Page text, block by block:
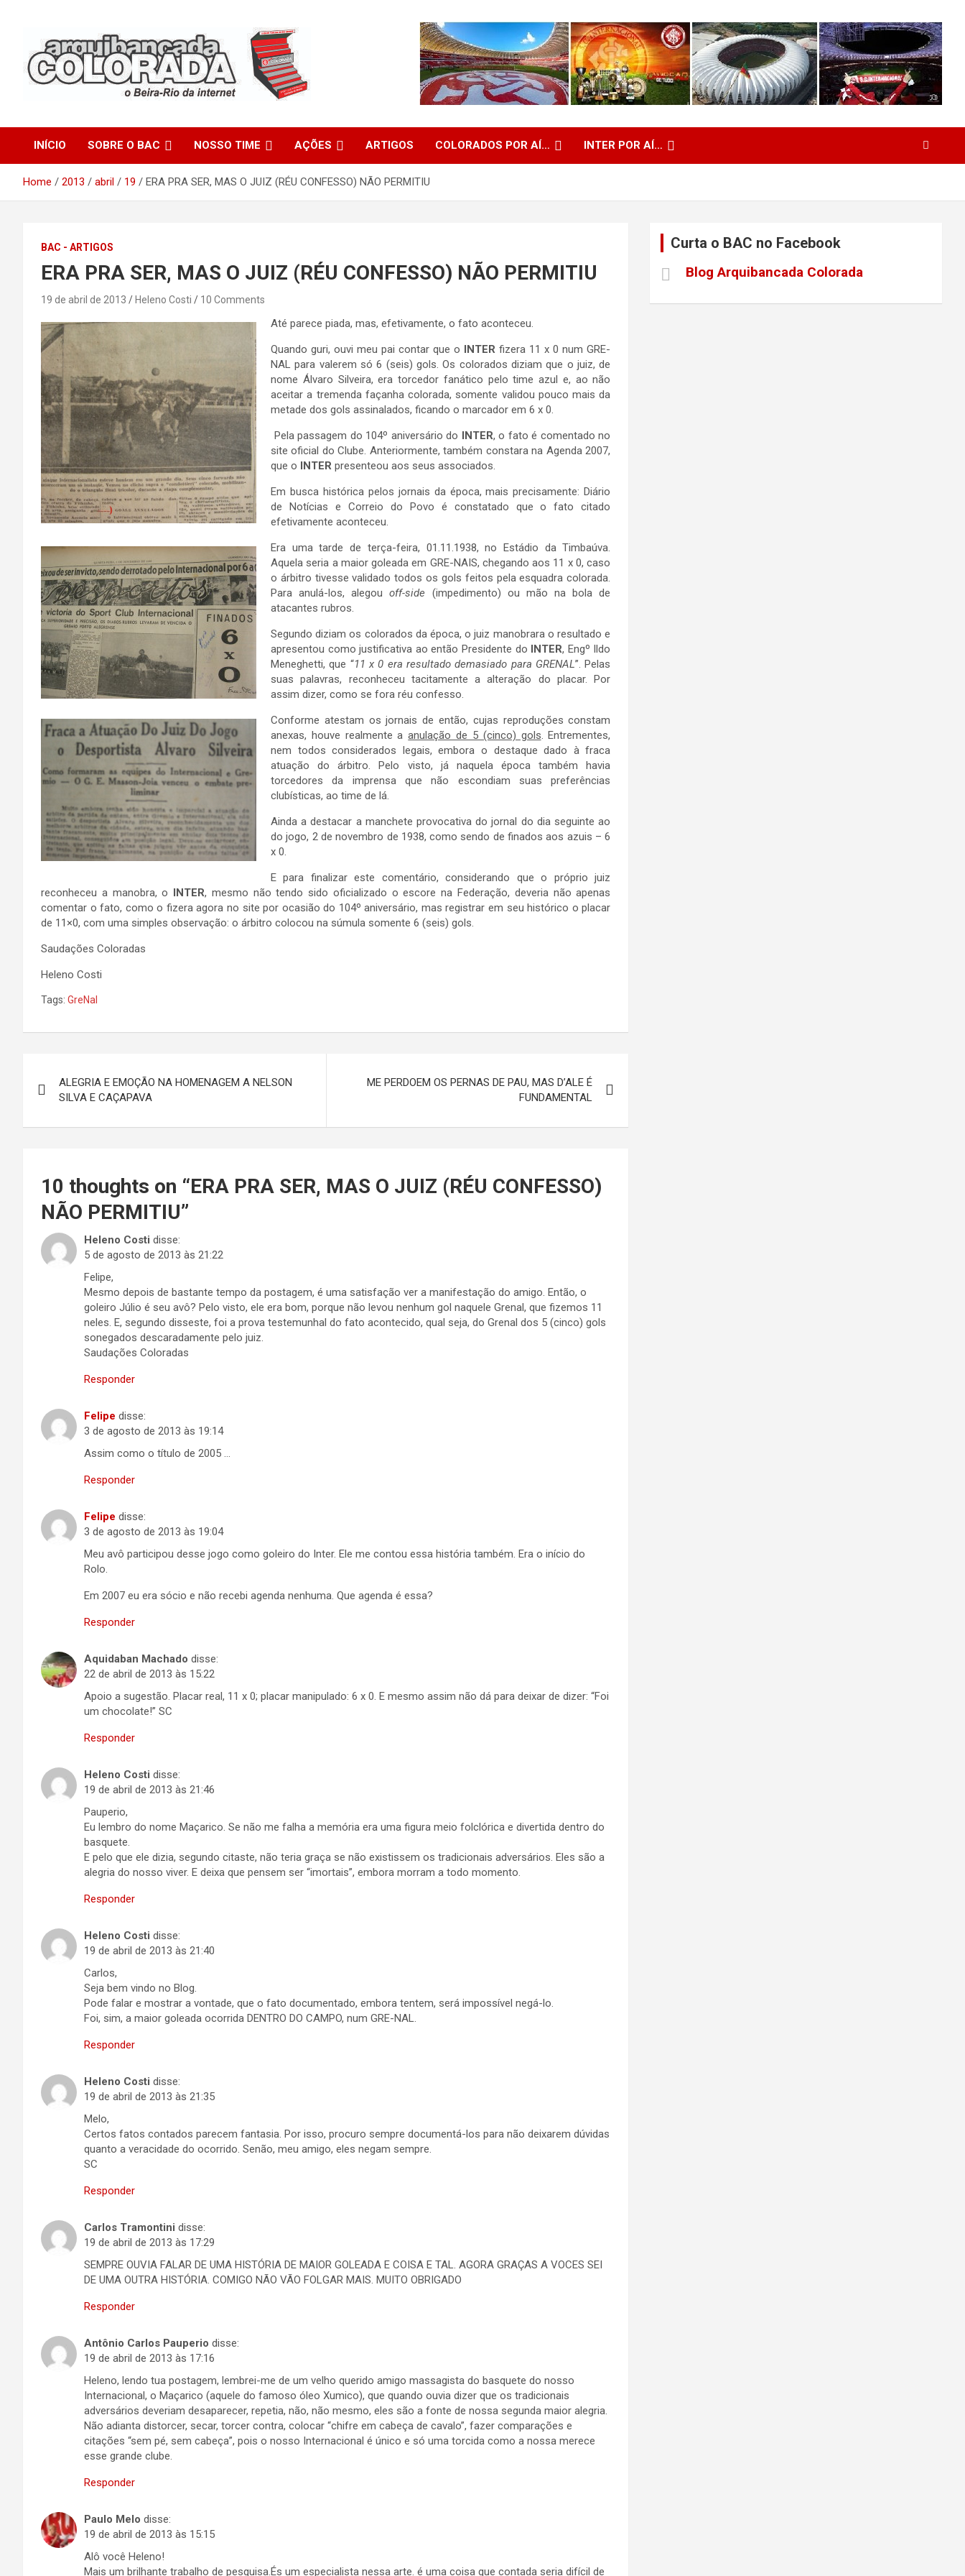
Arquibancada Colorada
INÍCIO SOBRE O BAC NOSSO TIME AÇÕES ARTIGOS COLORADOS POR AÍ… INTER POR AÍ…
Home 2013 abril 19 ERA PRA SER, MAS O JUIZ (RÉU CONFESSO) NÃO PERMITIU
BAC - ARTIGOS
ERA PRA SER, MAS O JUIZ (RÉU CONFESSO) NÃO PERMITIU
19 de abril de 2013 Heleno Costi 10 Comments
Até parece piada, mas, efetivamente, o fato aconteceu.
Quando guri, ouvi meu pai contar que o INTER fizera 11 x 0 num GRE-
NAL para valerem só 6 (seis) gols. Os colorados diziam que o juiz, de
nome Álvaro Silveira, era torcedor fanático pelo time azul e, ao não
aceitar a tremenda façanha colorada, somente validou pouco mais da
metade dos gols assinalados, ficando o marcador em 6 x 0.
Pela passagem do 104º aniversário do INTER, o fato é comentado no
site oficial do Clube. Anteriormente, também constara na Agenda 2007,
que o INTER presenteou aos seus associados.
Em busca histórica pelos jornais da época, mais precisamente: Diário
de Notícias e Correio do Povo é constatado que o fato citado
efetivamente aconteceu.
Era uma tarde de terça-feira, 01.11.1938, no Estádio da Timbaúva.
Aquela seria a maior goleada em GRE-NAIS, chegando aos 11 x 0, caso
o árbitro tivesse validado todos os gols feitos pela esquadra colorada.
Para anulá-los, alegouoff-side (impedimento) ou mão na bola de
atacantes rubros.
Segundo diziam os colorados da época, o juiz manobrara o resultado e
apresentou como justificativa ao então Presidente do INTER, Engº Ildo
Meneghetti, que “11 x 0 era resultado demasiado para GRENAL”. Pelas
suas palavras, reconheceu tacitamente a alteração do placar. Por
assim dizer, como se fora réu confesso.
Conforme atestam os jornais de então, cujas reproduções constam
anexas, houve realmente aanulação de 5 (cinco) gols. Entrementes,
nem todos considerados legais, embora o destaque dado à fraca
atuação do árbitro. Pelo visto, já naquela época também havia
torcedores da imprensa que não escondiam suas preferências
clubísticas, ao time de lá.
Ainda a destacar a manchete provocativa do jornal do dia seguinte ao
do jogo, 2 de novembro de 1938, como sendo de finados aos azuis – 6
x 0.
E para finalizar este comentário, considerando que o próprio juiz
reconheceu a manobra, o INTER, mesmo não tendo sido oficializado o escore na Federação, deveria não apenas
comentar o fato, como o fizera agora no site por ocasião do 104º aniversário, mas registrar em seu histórico o placar
de 11×0, com uma simples observação: o árbitro colocou na súmula somente 6 (seis) gols.
Saudações Coloradas
Heleno Costi
Tags: GreNal
de
Post
ALEGRIA E EMOÇÃO NA HOMENAGEM A NELSON
SILVA E CAÇAPAVA
ME PERDOEM OS PERNAS DE PAU, MAS D’ALE É
FUNDAMENTAL
10 thoughts on “ERA PRA SER, MAS O JUIZ (RÉU CONFESSO)
NÃO PERMITIU”
Heleno Costi disse:
5 de agosto de 2013 às 21:22
Felipe,
Mesmo depois de bastante tempo da postagem, é uma satisfação ver a manifestação do amigo. Então, o
goleiro Júlio é seu avô? Pelo visto, ele era bom, porque não levou nenhum gol naquele Grenal, que fizemos 11
neles. E, segundo disseste, foi a prova testemunhal do fato acontecido, qual seja, do Grenal dos 5 (cinco) gols
sonegados descaradamente pelo juiz.
Saudações Coloradas
Responder
Felipe disse:
3 de agosto de 2013 às 19:14
Assim como o título de 2005 …
Responder
Felipe disse:
3 de agosto de 2013 às 19:04
Meu avô participou desse jogo como goleiro do Inter. Ele me contou essa história também. Era o início do
Rolo.
Em 2007 eu era sócio e não recebi agenda nenhuma. Que agenda é essa?
Responder
Aquidaban Machado disse:
22 de abril de 2013 às 15:22
Apoio a sugestão. Placar real, 11 x 0; placar manipulado: 6 x 0. E mesmo assim não dá para deixar de dizer: “Foi
um chocolate!” SC
Responder
Heleno Costi disse:
19 de abril de 2013 às 21:46
Pauperio,
Eu lembro do nome Maçarico. Se não me falha a memória era uma figura meio folclórica e divertida dentro do
basquete.
E pelo que ele dizia, segundo citaste, não teria graça se não existissem os tradicionais adversários. Eles são a
alegria do nosso viver. E deixa que pensem ser “imortais”, embora morram a todo momento.
Responder
Heleno Costi disse:
19 de abril de 2013 às 21:40
Carlos,
Seja bem vindo no Blog.
Pode falar e mostrar a vontade, que o fato documentado, embora tentem, será impossível negá-lo.
Foi, sim, a maior goleada ocorrida DENTRO DO CAMPO, num GRE-NAL.
Responder
Heleno Costi disse:
19 de abril de 2013 às 21:35
Melo,
Certos fatos contados parecem fantasia. Por isso, procuro sempre documentá-los para não deixarem dúvidas
quanto a veracidade do ocorrido. Senão, meu amigo, eles negam sempre.
SC
Responder
Carlos Tramontini disse:
19 de abril de 2013 às 17:29
SEMPRE OUVIA FALAR DE UMA HISTÓRIA DE MAIOR GOLEADA E COISA E TAL. AGORA GRAÇAS A VOCES SEI
DE UMA OUTRA HISTÓRIA. COMIGO NÃO VÃO FOLGAR MAIS. MUITO OBRIGADO
Responder
Antônio Carlos Pauperio disse:
19 de abril de 2013 às 17:16
Heleno, lendo tua postagem, lembrei-me de um velho querido amigo massagista do basquete do nosso
Internacional, o Maçarico (aquele do famoso óleo Xumico), que quando ouvia dizer que os tradicionais
adversários deveriam desaparecer, repetia, não, não mesmo, eles são a fonte de nossa segunda maior alegria.
Não adianta distorcer, secar, torcer contra, colocar “chifre em cabeça de cavalo”, fazer comparações e
citações “sem pé, sem cabeça”, pois o nosso Internacional é único e só uma torcida como a nossa merece
esse grande clube.
Responder
Paulo Melo disse:
19 de abril de 2013 às 15:15
Alô você Heleno!
Mais um brilhante trabalho de pesquisa.És um especialista nessa arte. é uma coisa que contada seria difícil de
Curta o BAC no Facebook
Blog Arquibancada Colorada